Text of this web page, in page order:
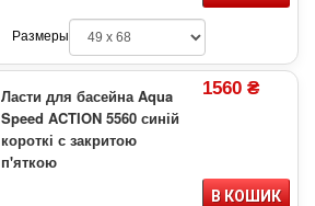
Размеры
Ласти для басейна Aqua
Speed ACTION 5560 синій
короткі с закритою
п'яткою
1560 ₴
В КОШИК